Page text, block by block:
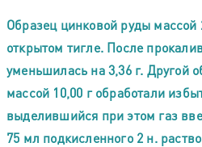
Образец цинковой руды массой
открытом тигле. После
уменьшилась на 3,36 г. Другой
массой 10,00 г обработали
выделившийся при этом газ
75 мл подкисленного 2 н.